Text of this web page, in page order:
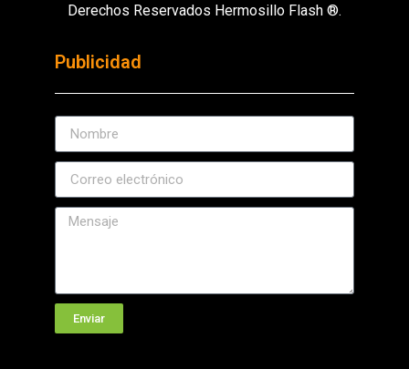
Derechos Reservados Hermosillo Flash ®.
Publicidad
Enviar